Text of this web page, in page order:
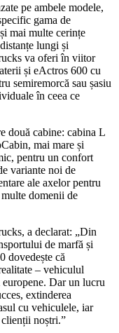
pe ambele modele,
gama de
mai multe cerințe
lungi și
va oferi în viitor
și eActros 600 cu
semiremorcă sau șasiu
în ceea ce
două cabine: cabina L
mai mare și
pentru un confort
variante noi de
ale axelor pentru
domenii de
a declarat: „Din
de marfă și
dovedește că
– vehiculul
Dar un lucru
extinderea
cu vehiculele, iar
noștri.”